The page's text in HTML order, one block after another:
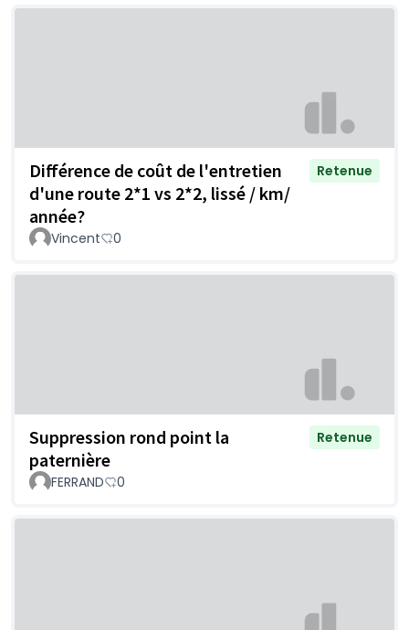
Différence de coût de l'entretien
d'une route 2*1 vs 2*2, lissé / km/
année?
Retenue
Vincent 0
Suppression rond point la
paternière
Retenue
FERRAND 0